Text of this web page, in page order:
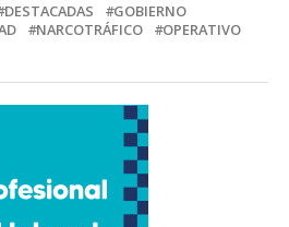
DESTACADAS
GOBIERNO
NARCOTRÁFICO
OPERATIVO